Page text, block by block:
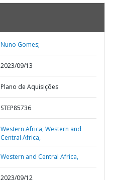
Nuno Gomes;
2023/09/13
Plano de Aquisições
STEP85736
Western Africa,Western and
Central Africa,
Western and Central Africa,
2023/09/12